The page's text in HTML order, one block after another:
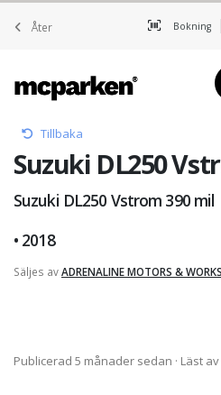
Åter Bokning
Tillbaka
Suzuki DL250
Suzuki DL250 Vstrom 390 mil
• 2018
Säljes avADRENALINE MOTORS &
Publicerad 5 månader sedan · Läst